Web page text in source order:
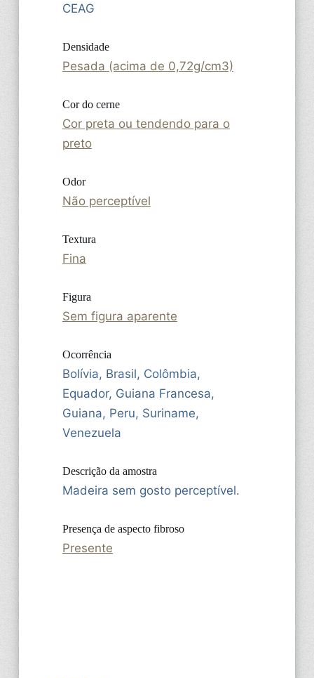
CEAG
Densidade
Pesada (acima de 0,72g/cm3)
Cor do cerne
Cor preta ou tendendo para o
preto
Odor
Não perceptível
Textura
Fina
Figura
Sem figura aparente
Ocorrência
Bolívia, Brasil, Colômbia,
Equador, Guiana Francesa,
Guiana, Peru, Suriname,
Venezuela
Descrição da amostra
Madeira sem gosto perceptível.
Presença de aspecto fibroso
Presente